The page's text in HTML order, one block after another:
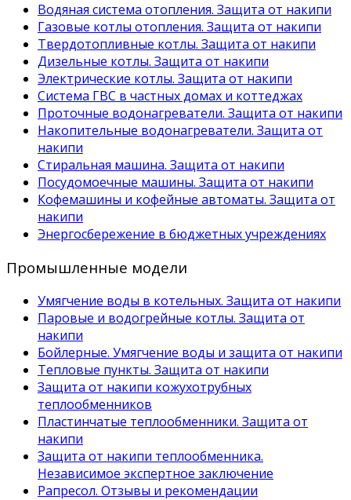
Водяная система отопления. Защита от накипи
Газовые котлы отопления. Защита от накипи
Твердотопливные котлы. Защита от накипи
Дизельные котлы. Защита от накипи
Электрические котлы. Защита от накипи
Система ГВС в частных домах и коттеджах
Проточные водонагреватели. Защита от накипи
Накопительные водонагреватели. Защита от
накипи
Стиральная машина. Защита от накипи
Посудомоечные машины. Защита от накипи
Кофемашины и кофейные автоматы. Защита от
накипи
Энергосбережение в бюджетных учреждениях
Промышленные модели
Умягчение воды в котельных. Защита от накипи
Паровые и водогрейные котлы. Защита от
накипи
Бойлерные. Умягчение воды и защита от накипи
Тепловые пункты. Защита от накипи
Защита от накипи кожухотрубных
теплообменников
Пластинчатые теплообменники. Защита от
накипи
Защита от накипи теплообменника.
Независимое экспертное заключение
Рапресол. Отзывы и рекомендации